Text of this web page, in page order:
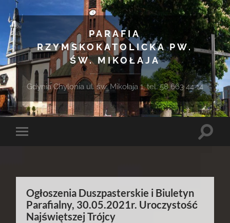
PARAFIA
RZYMSKOKATOLICKA PW.
ŚW. MIKOŁAJA
Gdynia Chylonia ul. św. Mikołaja 1, tel. 58 663 44 14
Toggle
Toggle
Ogłoszenia Duszpasterskie i Biuletyn
Parafialny, 30.05.2021r. Uroczystość
Najświętszej Trójcy